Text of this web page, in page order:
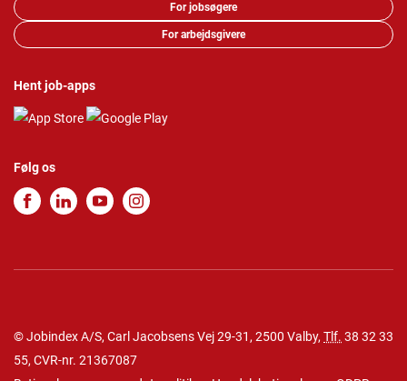
For jobsøgere
For arbejdsgivere
Hent job-apps
Følg os
© Jobindex A/S, Carl Jacobsens Vej 29-31, 2500 Valby, Tlf. 38 32 33
55, CVR-nr. 21367087